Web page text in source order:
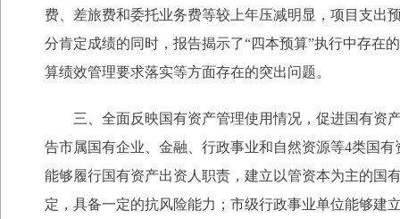
费、差旅费和委托业务费等较上年压减明显，项目支出
分肯定成绩的同时，报告揭示了“四本预算”执行中存在
算绩效管理要求落实等方面存在的突出问题。
三、全面反映国有资产管理使用情况，促进国有资
告市属国有企业、金融、行政事业和自然资源等4类国
能够履行国有资产出资人职责，建立以管资本为主的国
定，具备一定的抗风险能力；市级行政事业单位能够建